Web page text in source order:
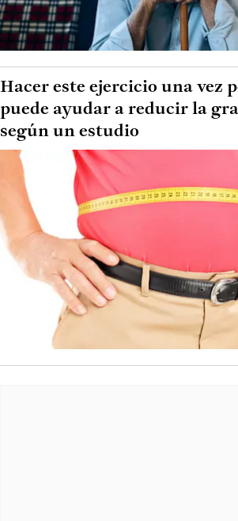
Hacer este ejercicio una vez
puede ayudar a reducir la
según un estudio